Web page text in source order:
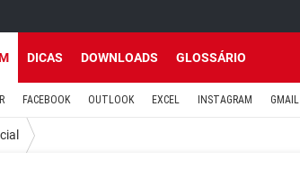
DICAS DOWNLOADS GLOSSÁRIO
FACEBOOK OUTLOOK EXCEL INSTAGRAM GMAIL